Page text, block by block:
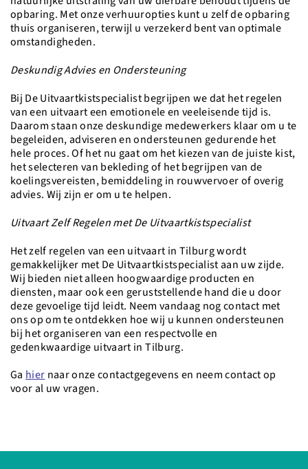
opbaring. Met onze verhuuropties kunt u zelf de opbaring
thuis organiseren, terwijl u verzekerd bent van optimale
omstandigheden.
Deskundig Advies en Ondersteuning
Bij De Uitvaartkistspecialist begrijpen we dat het regelen
van een uitvaart een emotionele en veeleisende tijd is.
Daarom staan onze deskundige medewerkers klaar om u te
begeleiden, adviseren en ondersteunen gedurende het
hele proces. Of het nu gaat om het kiezen van de juiste kist,
het selecteren van bekleding of het begrijpen van de
koelingsvereisten, bemiddeling in rouwvervoer of overig
advies. Wij zijn er om u te helpen.
Uitvaart Zelf Regelen met De Uitvaartkistspecialist
Het zelf regelen van een uitvaart in Tilburg wordt
gemakkelijker met De Uitvaartkistspecialist aan uw zijde.
Wij bieden niet alleen hoogwaardige producten en
diensten, maar ook een geruststellende hand die u door
deze gevoelige tijd leidt. Neem vandaag nog contact met
ons op om te ontdekken hoe wij u kunnen ondersteunen
bij het organiseren van een respectvolle en
gedenkwaardige uitvaart in Tilburg.
Ga hier naar onze contactgegevens en neem contact op
voor al uw vragen.